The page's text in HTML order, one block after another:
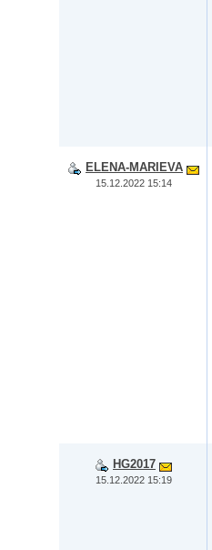
ELENA-MARIEVA
15.12.2022 15:14
HG2017
15.12.2022 15:19